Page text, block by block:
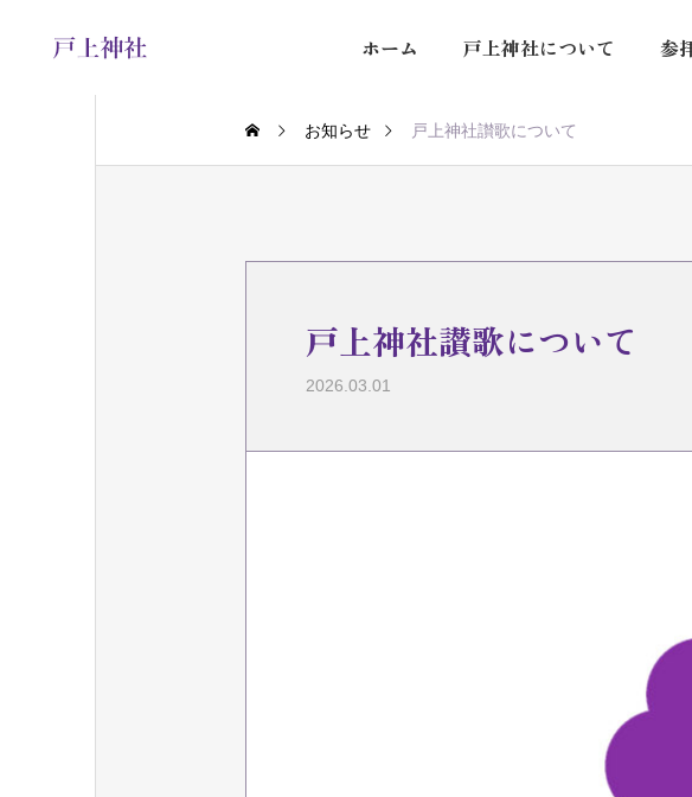
ホーム 戸上神社について 参
お知らせ 戸上神社讃歌について
戸上神社讃歌について
2026.03.01